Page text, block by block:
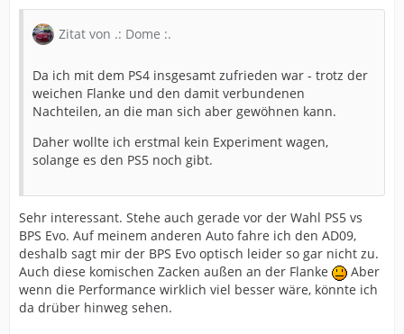
Zitat von .: Dome :.
Da ich mit dem PS4 insgesamt zufrieden war - trotz der
weichen Flanke und den damit verbundenen
Nachteilen, an die man sich aber gewöhnen kann.
Daher wollte ich erstmal kein Experiment wagen,
solange es den PS5 noch gibt.
Sehr interessant. Stehe auch gerade vor der Wahl PS5 vs
BPS Evo. Auf meinem anderen Auto fahre ich den AD09,
deshalb sagt mir der BPS Evo optisch leider so gar nicht zu.
Auch diese komischen Zacken außen an der Flanke
Aber
wenn die Performance wirklich viel besser wäre, könnte ich
da drüber hinweg sehen.